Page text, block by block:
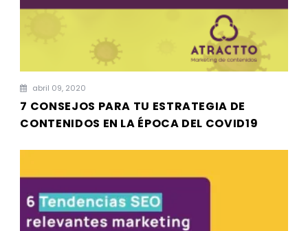
abril 09, 2020
7 CONSEJOS PARA TU ESTRATEGIA DE
CONTENIDOS EN LA ÉPOCA DEL COVID19